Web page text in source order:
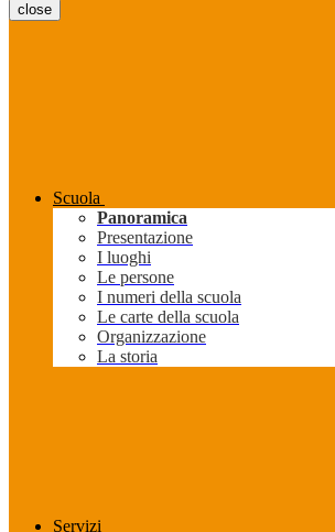
close
Scuola
Panoramica
Presentazione
I luoghi
Le persone
I numeri della scuola
Le carte della scuola
Organizzazione
La storia
Servizi